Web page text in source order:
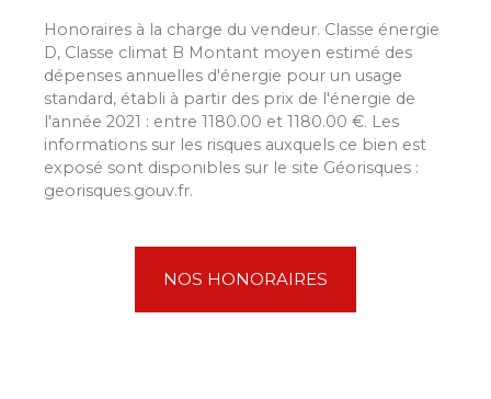
Honoraires à la charge du vendeur. Classe énergie
D, Classe climat B Montant moyen estimé des
dépenses annuelles d'énergie pour un usage
standard, établi à partir des prix de l'énergie de
l'année 2021 : entre 1180.00 et 1180.00 €. Les
informations sur les risques auxquels ce bien est
exposé sont disponibles sur le site Géorisques :
georisques.gouv.fr.
NOS HONORAIRES